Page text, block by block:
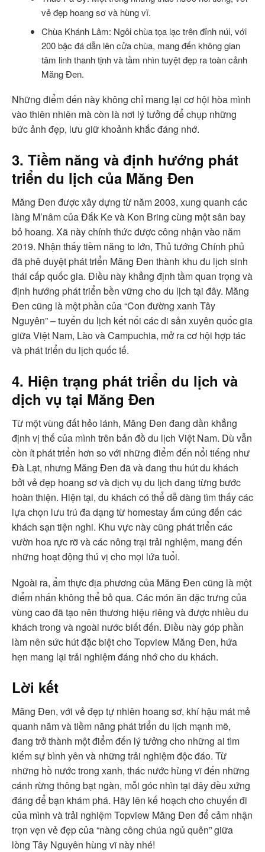
vẻ đẹp hoang sơ và hùng vĩ.
Chùa Khánh Lâm: Ngôi chùa tọa lạc trên đỉnh núi, với
200 bậc đá dẫn lên cửa chùa, mang đến không gian
tâm linh thanh tịnh và tầm nhìn tuyệt đẹp ra toàn cảnh
Măng Đen.
Những điểm đến này không chỉ mang lại cơ hội hòa mình
vào thiên nhiên mà còn là nơi lý tưởng để chụp những
bức ảnh đẹp, lưu giữ khoảnh khắc đáng nhớ.
3. Tiềm năng và định hướng phát
triển du lịch của Măng Đen
Măng Đen được xây dựng từ năm 2003, xung quanh các
làng M’nâm của Đắk Ke và Kon Bring cùng một sân bay
bỏ hoang. Xã này chính thức được công nhận vào năm
2019. Nhận thấy tiềm năng to lớn, Thủ tướng Chính phủ
đã phê duyệt phát triển Măng Đen thành khu du lịch sinh
thái cấp quốc gia. Điều này khẳng định tầm quan trọng và
định hướng phát triển bền vững cho du lịch tại đây. Măng
Đen cũng là một phần của “Con đường xanh Tây
Nguyên” – tuyến du lịch kết nối các di sản xuyên quốc gia
giữa Việt Nam, Lào và Campuchia, mở ra cơ hội hợp tác
và phát triển du lịch quốc tế.
4. Hiện trạng phát triển du lịch và
dịch vụ tại Măng Đen
Từ một vùng đất hẻo lánh, Măng Đen đang dần khẳng
định vị thế của mình trên bản đồ du lịch Việt Nam. Dù vẫn
còn ít phát triển hơn so với những điểm đến nổi tiếng như
Đà Lạt, nhưng Măng Đen đã và đang thu hút du khách
bởi vẻ đẹp hoang sơ và dịch vụ du lịch đang từng bước
hoàn thiện. Hiện tại, du khách có thể dễ dàng tìm thấy các
lựa chọn lưu trú đa dạng từ homestay ấm cúng đến các
khách sạn tiện nghi. Khu vực này cũng phát triển các
vườn hoa rực rỡ và các nông trại trải nghiệm, mang đến
những hoạt động thú vị cho mọi lứa tuổi.
Ngoài ra, ẩm thực địa phương của Măng Đen cũng là một
điểm nhấn không thể bỏ qua. Các món ăn đặc trưng của
vùng cao đã tạo nên thương hiệu riêng và được nhiều du
khách trong và ngoài nước biết đến. Điều này góp phần
làm nên sức hút đặc biệt cho Topview Măng Đen, hứa
hẹn mang lại trải nghiệm đáng nhớ cho du khách.
Lời kết
Măng Đen, với vẻ đẹp tự nhiên hoang sơ, khí hậu mát mẻ
quanh năm và tiềm năng phát triển du lịch mạnh mẽ,
đang trở thành một điểm đến lý tưởng cho những ai tìm
kiếm sự bình yên và những trải nghiệm độc đáo. Từ
những hồ nước trong xanh, thác nước hùng vĩ đến những
cánh rừng thông bạt ngàn, mỗi góc nhìn tại đây đều xứng
đáng để bạn khám phá. Hãy lên kế hoạch cho chuyến đi
của mình và trải nghiệm Topview Măng Đen để cảm nhận
trọn vẹn vẻ đẹp của “nàng công chúa ngủ quên” giữa
lòng Tây Nguyên hùng vĩ này nhé!